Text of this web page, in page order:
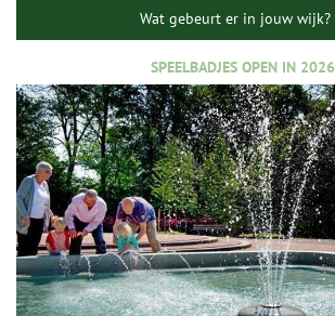
Wat gebeurt er in jouw wijk?
SPEELBADJES OPEN IN 2026